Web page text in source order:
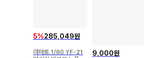
5%285,049원
야마토 1/60 YF-21
9,000원